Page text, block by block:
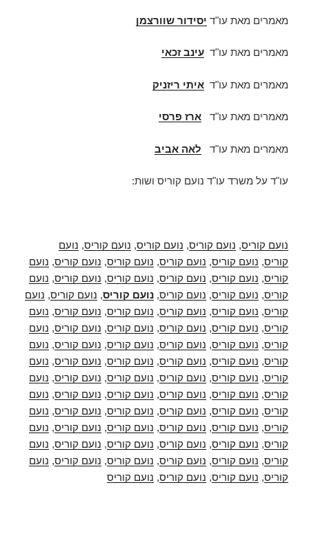
מאמרים מאת עו"ד יסידור שוורצמן
מאמרים מאת עו"ד עינב זכאי
מאמרים מאת עו"ד איתי ריזניק
מאמרים מאת עו"ד ארז פרסי
מאמרים מאת עו"ד לאה אביב
עו"ד על משרד עו"ד נועם קוריס ושות:
נועם קוריס, נועם קוריס, נועם קוריס, נועם קוריס, נועם
קוריס, נועם קוריס, נועם קוריס, נועם קוריס, נועם קוריס, נועם
קוריס, נועם קוריס, נועם קוריס, נועם קוריס, נועם קוריס, נועם
קוריס, נועם קוריס, נועם קוריס, נועם קוריס, נועם קוריס, נועם
קוריס, נועם קוריס, נועם קוריס, נועם קוריס, נועם קוריס, נועם
קוריס, נועם קוריס, נועם קוריס, נועם קוריס, נועם קוריס, נועם
קוריס, נועם קוריס, נועם קוריס, נועם קוריס, נועם קוריס, נועם
קוריס, נועם קוריס, נועם קוריס, נועם קוריס, נועם קוריס, נועם
קוריס, נועם קוריס, נועם קוריס, נועם קוריס, נועם קוריס, נועם
קוריס, נועם קוריס, נועם קוריס, נועם קוריס, נועם קוריס, נועם
קוריס, נועם קוריס, נועם קוריס, נועם קוריס, נועם קוריס, נועם
קוריס, נועם קוריס, נועם קוריס, נועם קוריס, נועם קוריס, נועם
קוריס, נועם קוריס, נועם קוריס, נועם קוריס, נועם קוריס, נועם
קוריס, נועם קוריס, נועם קוריס, נועם קוריס, נועם קוריס, נועם
קוריס, נועם קוריס, נועם קוריס, נועם קוריס